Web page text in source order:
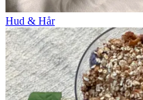
Hud & Hår